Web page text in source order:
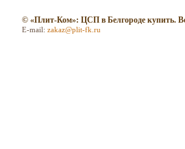
© «Плит-Ком»: ЦСП в Белгороде купить.
E-mail: zakaz@plit-fk.ru